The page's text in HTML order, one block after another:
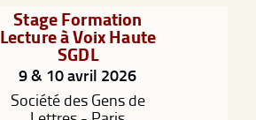
Stage Formation
Lecture à Voix Haute
SGDL
9 & 10 avril 2026
Société des Gens de